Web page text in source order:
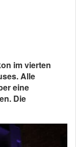
im vierten
Alle
eine
Die